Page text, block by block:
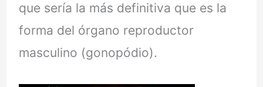
que sería la más definitiva que es la
forma del órgano reproductor
masculino (gonopódio).